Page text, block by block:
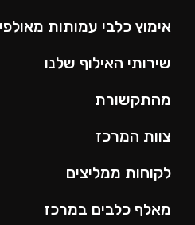
אימוץ כלבי עמותות מאולפים
שירותי האילוף שלנו
מהתקשורת
צוות המרכז
לקוחות ממליצים
מאלף כלבים במרכז